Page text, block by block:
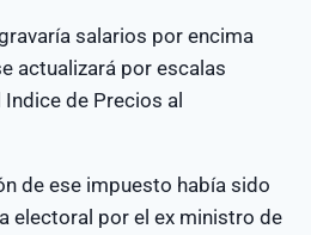
salarios por encima
actualizará por escalas
de Precios al
de ese impuesto había sido
electoral por el ex ministro de